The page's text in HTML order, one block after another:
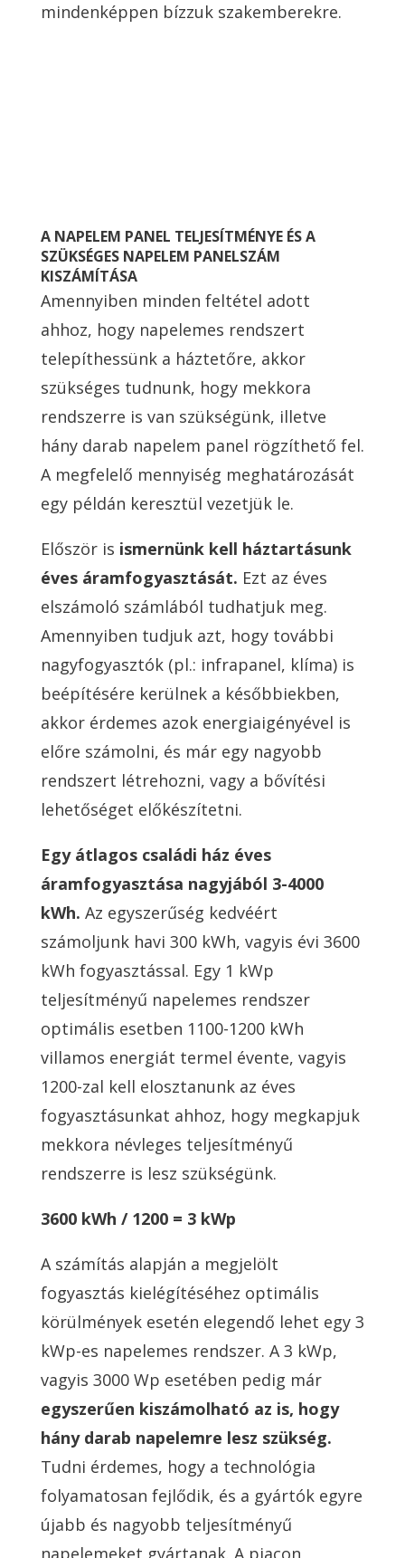
mindenképpen bízzuk szakemberekre.
A NAPELEM PANEL TELJESÍTMÉNYE ÉS A
SZÜKSÉGES NAPELEM PANELSZÁM
KISZÁMÍTÁSA
Amennyiben minden feltétel adott
ahhoz, hogy napelemes rendszert
telepíthessünk a háztetőre, akkor
szükséges tudnunk, hogy mekkora
rendszerre is van szükségünk, illetve
hány darab napelem panel rögzíthető fel.
A megfelelő mennyiség meghatározását
egy példán keresztül vezetjük le.
Először is ismernünk kell háztartásunk
éves áramfogyasztását. Ezt az éves
elszámoló számlából tudhatjuk meg.
Amennyiben tudjuk azt, hogy további
nagyfogyasztók (pl.: infrapanel, klíma) is
beépítésére kerülnek a későbbiekben,
akkor érdemes azok energiaigényével is
előre számolni, és már egy nagyobb
rendszert létrehozni, vagy a bővítési
lehetőséget előkészítetni.
Egy átlagos családi ház éves
áramfogyasztása nagyjából 3-4000
kWh. Az egyszerűség kedvéért
számoljunk havi 300 kWh, vagyis évi 3600
kWh fogyasztással. Egy 1 kWp
teljesítményű napelemes rendszer
optimális esetben 1100-1200 kWh
villamos energiát termel évente, vagyis
1200-zal kell elosztanunk az éves
fogyasztásunkat ahhoz, hogy megkapjuk
mekkora névleges teljesítményű
rendszerre is lesz szükségünk.
3600 kWh / 1200 = 3 kWp
A számítás alapján a megjelölt
fogyasztás kielégítéséhez optimális
körülmények esetén elegendő lehet egy 3
kWp-es napelemes rendszer. A 3 kWp,
vagyis 3000 Wp esetében pedig már
egyszerűen kiszámolható az is, hogy
hány darab napelemre lesz szükség.
Tudni érdemes, hogy a technológia
folyamatosan fejlődik, és a gyártók egyre
újabb és nagyobb teljesítményű
napelemeket gyártanak. A piacon